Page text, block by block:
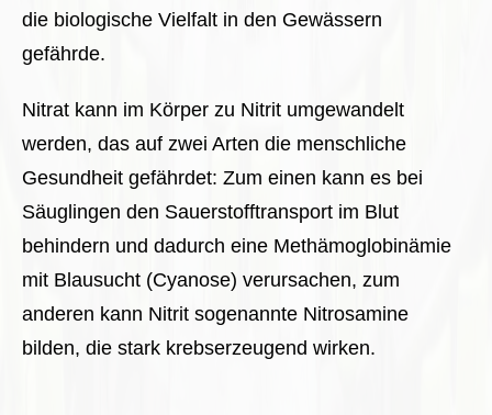
die biologische Vielfalt in den Gewässern
gefährde.
Nitrat kann im Körper zu Nitrit umgewandelt
werden, das auf zwei Arten die menschliche
Gesundheit gefährdet: Zum einen kann es bei
Säuglingen den Sauerstofftransport im Blut
behindern und dadurch eine Methämoglobinämie
mit Blausucht (Cyanose) verursachen, zum
anderen kann Nitrit sogenannte Nitrosamine
bilden, die stark krebserzeugend wirken.